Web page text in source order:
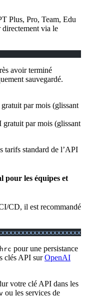
Plus, Pro, Team, Edu
via le
avoir terminé
sauvegardé.
par mois (glissant
gratuit par mois (glissant
tarifs standard de l’API
pour les équipes et
CD, il est recommandé
pour une persistance
clés API surOpenAI
votre clé API dans les
ou les services de